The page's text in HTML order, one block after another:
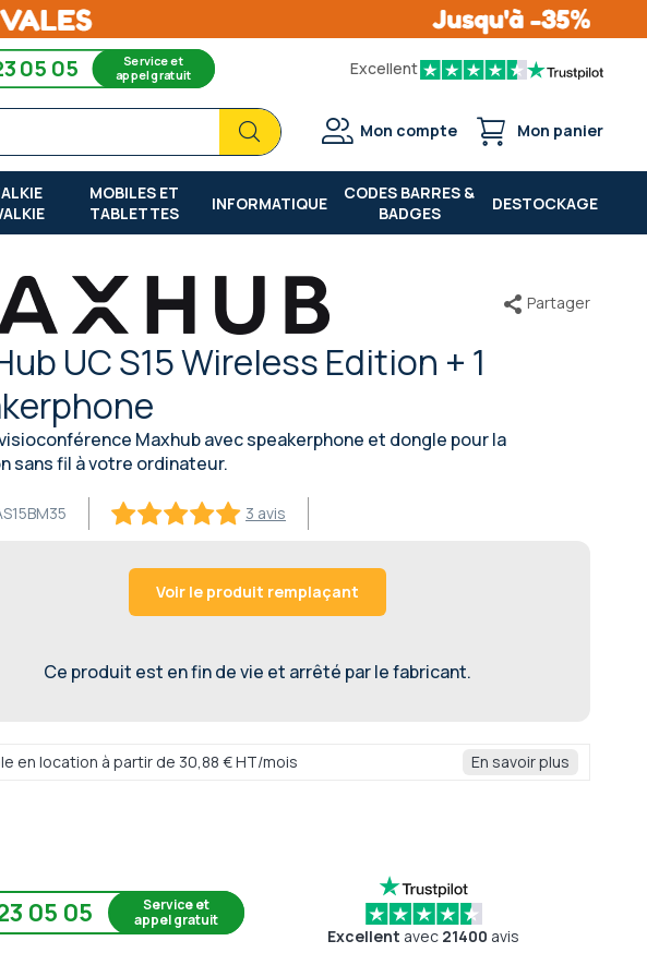
05 05 Service et
appel gratuit Excellent
Chercher
Chercher
Mon compte Mon panier
MOBILES ET
TABLETTES
INFORMATIQUE
CODES BARRES &
BADGES
DESTOCKAGE
UC S15 Wireless Edition + 1
Maxhub avec speakerphone et dongle pour la
sans fil à votre ordinateur.
3 avis
Partager
Voir le produit remplaçant
Ce produit est en fin de vie et arrêté par le fabricant.
en location à partir de 30,88 € HT/mois En savoir plus
05 05
Service et
appel gratuit
Excellent avec 21400 avis